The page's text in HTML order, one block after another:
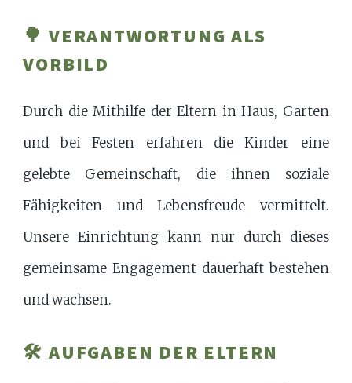
🌳 VERANTWORTUNG ALS
VORBILD
Durch die Mithilfe der Eltern in Haus, Garten
und bei Festen erfahren die Kinder eine
gelebte Gemeinschaft, die ihnen soziale
Fähigkeiten und Lebensfreude vermittelt.
Unsere Einrichtung kann nur durch dieses
gemeinsame Engagement dauerhaft bestehen
und wachsen.
🛠️ AUFGABEN DER ELTERN